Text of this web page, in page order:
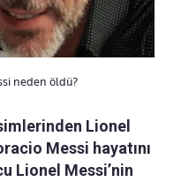
neden öldü?
Lionel
Messi hayatını
Lionel Messi’nin